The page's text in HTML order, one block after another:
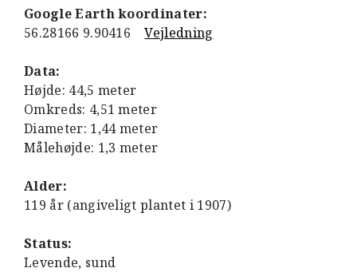
Google Earth koordinater:
56.28166 9.90416Vejledning
Data:
Højde: 44,5 meter
Omkreds: 4,51 meter
Diameter: 1,44 meter
Målehøjde: 1,3 meter
Alder:
119 år (angiveligt plantet i 1907)
Status:
Levende, sund